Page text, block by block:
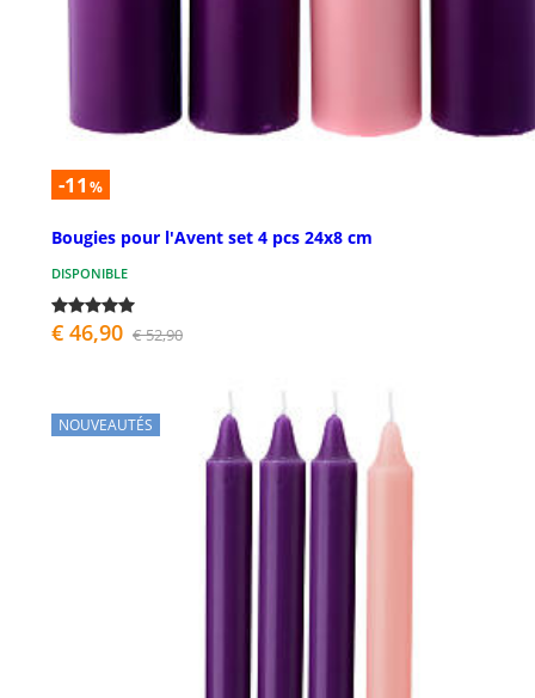
-11 %
Bougies pour l'Avent set 4 pcs 24x8 cm
DISPONIBLE
€ 46,90 € 52,90
NOUVEAUTÉS